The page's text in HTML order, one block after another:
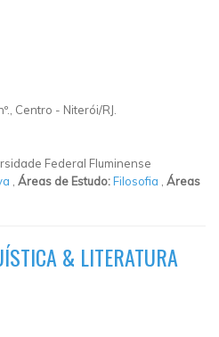
Centro - Niterói/RJ.
Federal Fluminense
Áreas de Estudo:Filosofia
Áreas
& LITERATURA